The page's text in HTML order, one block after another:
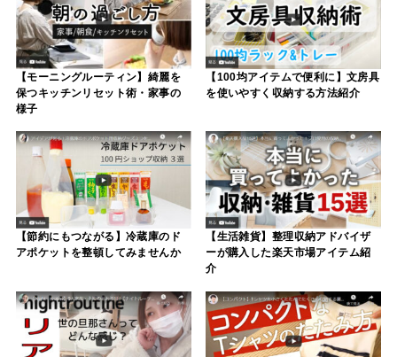
【モーニングルーティン】綺麗を
保つキッチンリセット術・家事の
様子
【100均アイテムで便利に】文房具
を使いやすく収納する方法紹介
【節約にもつながる】冷蔵庫のド
アポケットを整頓してみませんか
【生活雑貨】整理収納アドバイザ
ーが購入した楽天市場アイテム紹
介